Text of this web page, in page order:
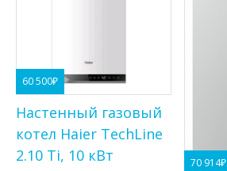
60 500₽
Настенный газовый
котел Haier TechLine
2.10 Ti, 10 кВт
70 914₽